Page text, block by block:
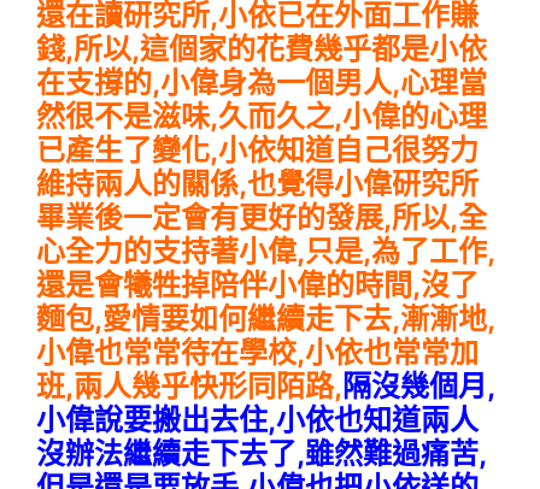
還在讀研究所,小依已在外面工作賺
錢,所以,這個家的花費幾乎都是小依
在支撐的,小偉身為一個男人,心理當
然很不是滋味,久而久之,小偉的心理
已產生了變化,小依知道自己很努力
維持兩人的關係,也覺得小偉研究所
畢業後一定會有更好的發展,所以,全
心全力的支持著小偉,只是,為了工作,
還是會犧牲掉陪伴小偉的時間,沒了
麵包,愛情要如何繼續走下去,漸漸地,
小偉也常常待在學校,小依也常常加
班,兩人幾乎快形同陌路,隔沒幾個月,
小偉說要搬出去住,小依也知道兩人
沒辦法繼續走下去了,雖然難過痛苦,